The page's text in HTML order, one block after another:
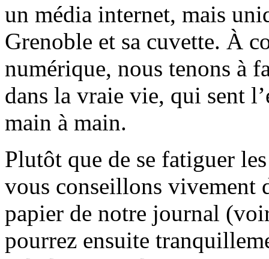
un média internet, mais
Grenoble et sa cuvette. À
numérique, nous tenons à
dans la vraie vie, qui sent
main à main.
Plutôt que de se fatiguer
vous conseillons vivement
papier de notre journal
pourrez ensuite